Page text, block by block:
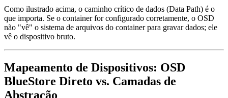
Como ilustrado acima, o caminho crítico de dados (Data Path) é o
que importa. Se o container for configurado corretamente, o OSD
não "vê" o sistema de arquivos do container para gravar dados; ele
vê o dispositivo bruto.
Mapeamento de Dispositivos: OSD
BlueStore Direto vs. Camadas de
Abstração